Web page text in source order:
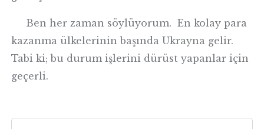
Ben her zaman söylüyorum. En kolay para
kazanma ülkelerinin başında Ukrayna gelir.
Tabi ki; bu durum işlerini dürüst yapanlar için
geçerli.